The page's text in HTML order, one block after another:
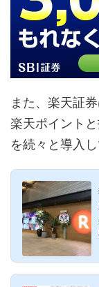
また、楽天証
楽天ポイント
を続々と導入し